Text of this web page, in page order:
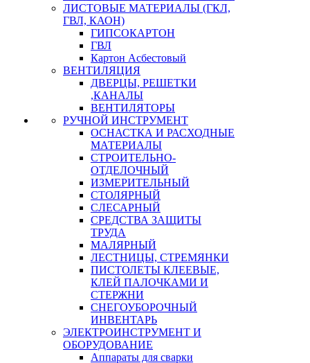
ЛИСТОВЫЕ МАТЕРИАЛЫ (ГКЛ,
ГВЛ, КАОН)
ГИПСОКАРТОН
ГВЛ
Картон Асбестовый
ВЕНТИЛЯЦИЯ
ДВЕРЦЫ, РЕШЕТКИ
,КАНАЛЫ
ВЕНТИЛЯТОРЫ
РУЧНОЙ ИНСТРУМЕНТ
ОСНАСТКА И РАСХОДНЫЕ
МАТЕРИАЛЫ
СТРОИТЕЛЬНО-
ОТДЕЛОЧНЫЙ
ИЗМЕРИТЕЛЬНЫЙ
СТОЛЯРНЫЙ
СЛЕСАРНЫЙ
СРЕДСТВА ЗАЩИТЫ
ТРУДА
МАЛЯРНЫЙ
ЛЕСТНИЦЫ, СТРЕМЯНКИ
ПИСТОЛЕТЫ КЛЕЕВЫЕ,
КЛЕЙ ПАЛОЧКАМИ И
СТЕРЖНИ
СНЕГОУБОРОЧНЫЙ
ИНВЕНТАРЬ
ЭЛЕКТРОИНСТРУМЕНТ И
ОБОРУДОВАНИЕ
Аппараты для сварки